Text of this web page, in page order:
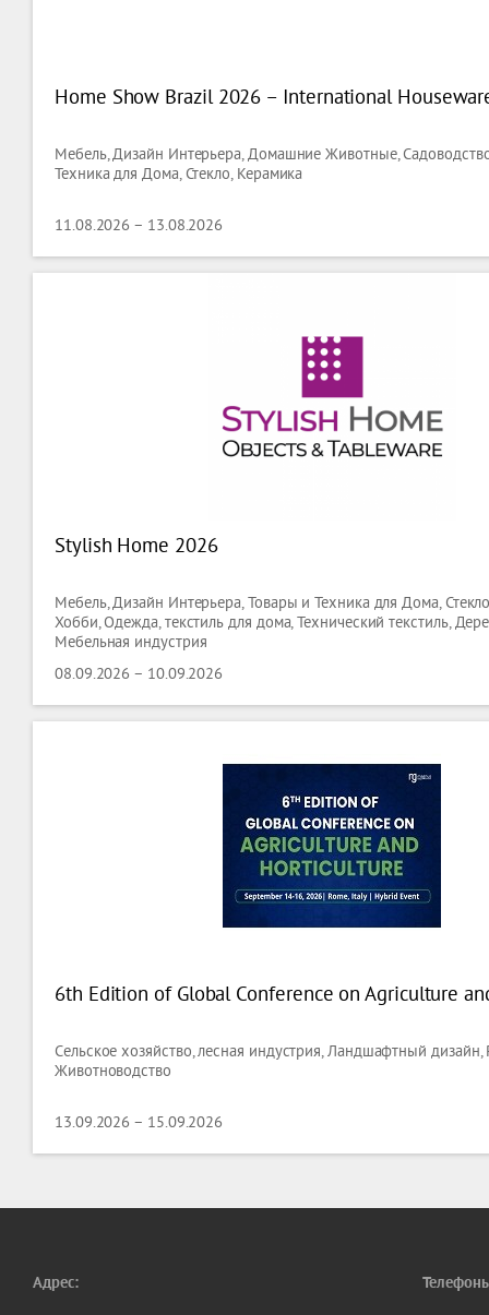
Home Show Brazil 2026 – International
Мебель, Дизайн Интерьера, Домашние Животные,
Техника для Дома, Стекло, Керамика
11.08.2026 – 13.08.2026
Stylish Home 2026
Мебель, Дизайн Интерьера, Товары и Техника для Дома,
Хобби, Одежда, текстиль для дома, Технический текстиль,
Мебельная индустрия
08.09.2026 – 10.09.2026
6th Edition of Global Conference on Agriculture
Сельское хозяйство, лесная индустрия, Ландшафтный дизайн,
Животноводство
13.09.2026 – 15.09.2026
Адрес: